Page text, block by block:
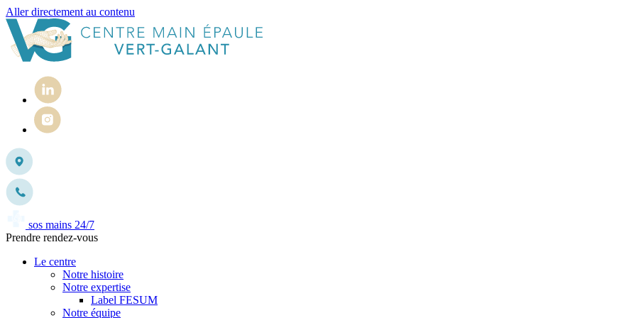
Aller directement au contenu
sos mains 24/7
Prendre rendez-vous
Le centre
Notre histoire
Notre expertise
Label FESUM
Notre équipe